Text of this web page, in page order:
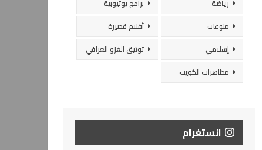
رياضة
برامج يوتيوبية
منوعات
أفلام قصيرة
إسلامي
توثيق الغزو العراقي
مظاهرات الكويت
انستغرام